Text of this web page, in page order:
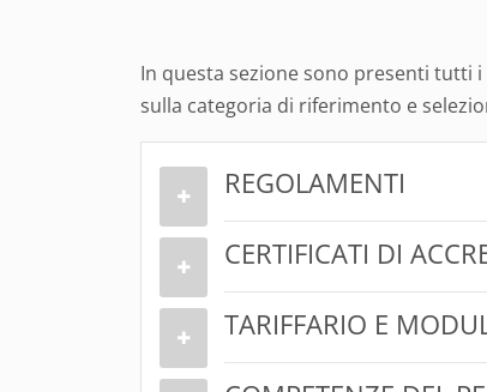
In questa sezione sono presenti tutti
sulla categoria di riferimento e
REGOLAMENTI
CERTIFICATI DI
TARIFFARIO E